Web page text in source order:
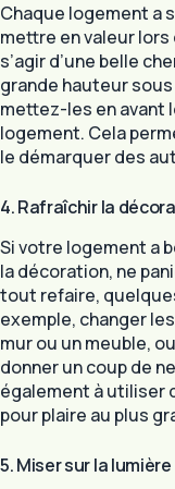
Chaque logement a
mettre en valeur lors
s’agir d’une belle
grande hauteur
mettez-les en avant
logement. Cela
le démarquer des
4. Rafraîchir la
Si votre logement a
la décoration, ne
tout refaire,
exemple, changer
mur ou un meuble,
donner un coup de
également à utiliser
pour plaire au plus
5. Miser sur la lumière